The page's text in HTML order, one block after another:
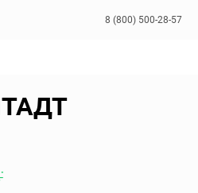
8 (800) 500-28-57